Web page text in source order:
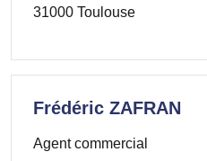
31000 Toulouse
Frédéric ZAFRAN
Agent commercial